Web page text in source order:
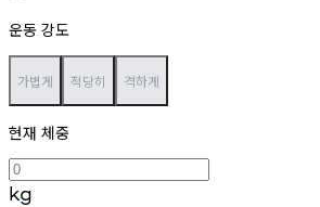
운동 강도
가볍게 적당히 격하게
현재 체중
kg